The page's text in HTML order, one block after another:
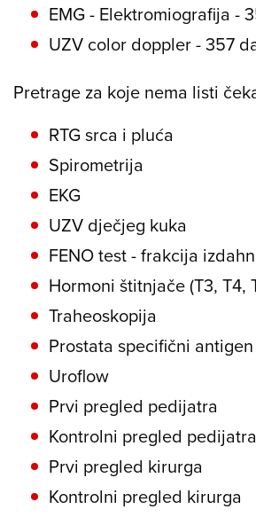
EMG - Elektromiografija -
UZV color doppler - 357
Pretrage za koje nema listi
RTG srca i pluća
Spirometrija
EKG
UZV dječjeg kuka
FENO test - frakcija
Hormoni štitnjače (T3, T4,
Traheoskopija
Prostata specifični
Uroflow
Prvi pregled pedijatra
Kontrolni pregled pedijatra
Prvi pregled kirurga
Kontrolni pregled kirurga